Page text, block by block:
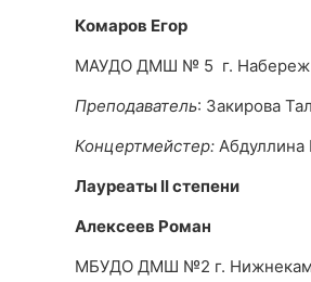
Комаров Егор
МАУДО ДМШ № 5 г.
Преподаватель: Закирова
Концертмейстер: Абдуллина
Лауреаты IIстепени
Алексеев Роман
МБУДО ДМШ №2 г.